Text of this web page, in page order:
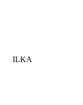
ILKA